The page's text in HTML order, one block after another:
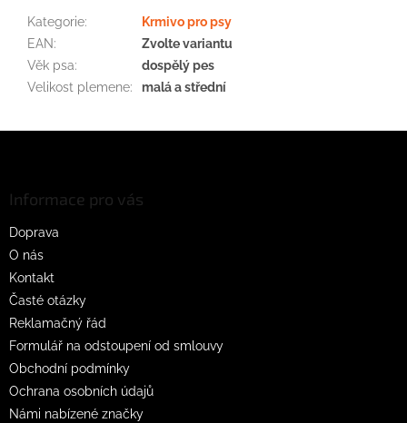
Kategorie:
Krmivo pro psy
EAN:
Zvolte variantu
Věk psa:
dospělý pes
Velikost plemene: malá a střední
Informace pro vás
Doprava
O nás
Kontakt
Časté otázky
Reklamačný řád
Formulář na odstoupení od smlouvy
Obchodní podmínky
Ochrana osobních údajů
Námi nabízené značky